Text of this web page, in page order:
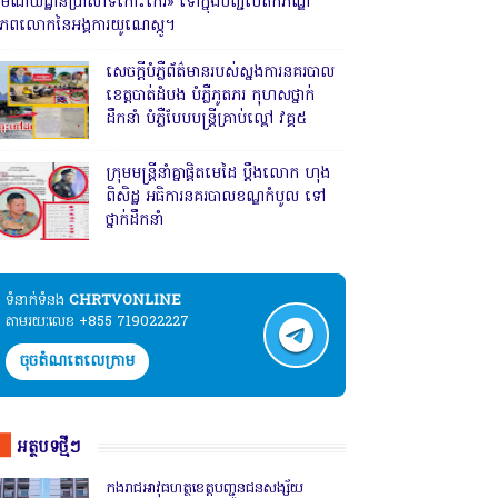
ពលោកនៃអង្គការយូណេស្កូ។
សេចក្តីបំភ្លឺព័ត៌មានរបស់ស្នងការនគរបាល
ខេត្តបាត់ដំបង បំភ្លឺភូតភរ កុហសថ្នាក់
ដឹកនាំ បំភ្លឺបែបបន្ត្រីគ្រាប់ល្ពៅ វគ្គ៥
ក្រុមមន្ត្រីនាំគ្នាផ្ដិតមេដៃ ប្ដឹងលោក ហុង
ពិសិដ្ឋ អធិការនគរបាលខណ្ឌកំបូល ទៅ
ថ្នាក់ដឹកនាំ
ទំនាក់ទំនង​​ CHRTVONLINE
តាមរយៈលេខ +855 719022227
ចុចតំណតេលេក្រាម
អត្ថបទថ្មីៗ
កងរាជឣាវុធហត្ថខេត្តបញ្ជូនជនសង្ស័យ